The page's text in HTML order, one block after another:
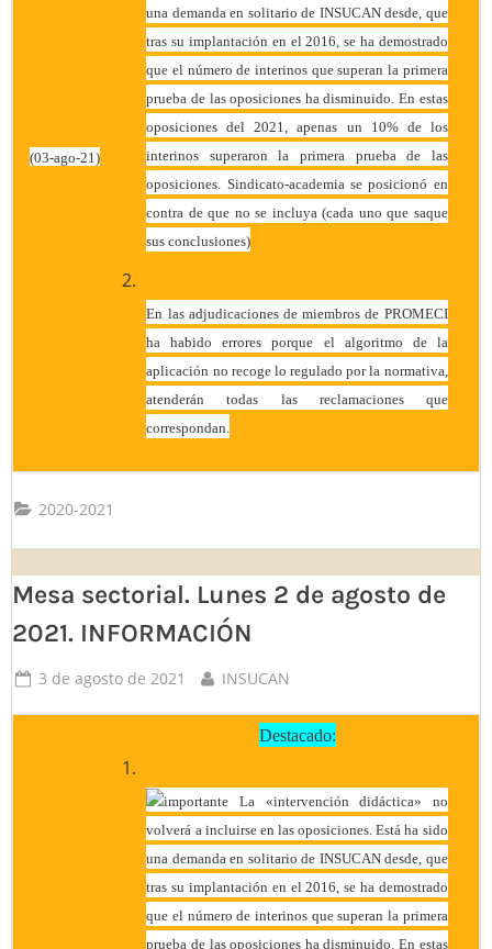
(03-ago-21)
una demanda en solitario de INSUCAN desde, que
tras su implantación en el 2016, se ha demostrado
que el número de interinos que superan la primera
prueba de las oposiciones ha disminuido. En estas
oposiciones del 2021, apenas un 10% de los
interinos superaron la primera prueba de las
oposiciones. Sindicato-academia se posicionó en
contra de que no se incluya (cada uno que saque
sus conclusiones)
En las adjudicaciones de miembros de PROMECI
ha habido errores porque el algoritmo de la
aplicación no recoge lo regulado por la normativa,
atenderán todas las reclamaciones que
correspondan.
2020-2021
Mesa sectorial. Lunes 2 de agosto de
2021. INFORMACIÓN
Posted
3 de agosto de 2021 By
INSUCAN
Destacado:
La «intervención didáctica» no
volverá a incluirse en las oposiciones. Está ha sido
una demanda en solitario de INSUCAN desde, que
tras su implantación en el 2016, se ha demostrado
que el número de interinos que superan la primera
prueba de las oposiciones ha disminuido. En estas